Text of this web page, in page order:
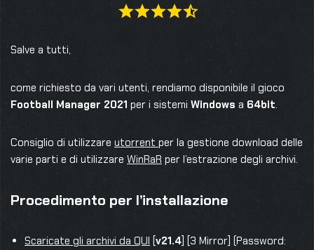
Salve a tutti,
come richiesto da vari utenti, rendiamo disponibile il gioco
Football Manager 2021 per i sistemi Windows a 64bit.
Consiglio di utilizzare utorrent per la gestione download delle
varie parti e di utilizzare WinRaR per l’estrazione degli archivi.
Procedimento per l’installazione
Scaricate gli archivi da QUI [v21.4] [3 Mirror] (Password: